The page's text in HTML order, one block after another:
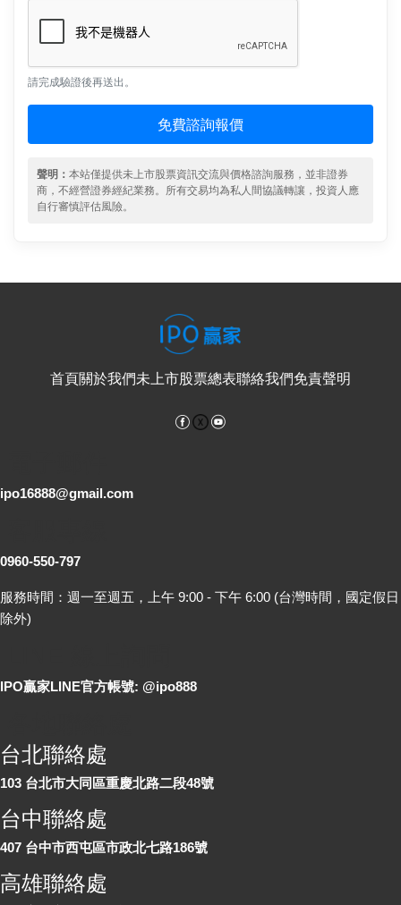
請完成驗證後再送出。
免費諮詢報價
聲明： 本站僅提供未上市股票資訊交流與價格諮詢服務，並非證券
商，不經營證券經紀業務。所有交易均為私人間協議轉讓，投資人應
自行審慎評估風險。
首頁關於我們未上市股票總表聯絡我們免責聲明
Facebook
ipo16888@gmail.com
0960-550-797
服務時間：週一至週五，上午 9:00 - 下午 6:00 (台灣時間，國定假日
除外)
IPO贏家LINE官方帳號: @ipo888
台北聯絡處
103 台北市大同區重慶北路二段48號
台中聯絡處
407 台中市西屯區市政北七路186號
高雄聯絡處